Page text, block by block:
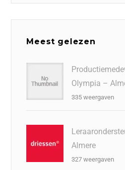
Meest gelezen
Olympia –
335 weergaven
Almere
327 weergaven